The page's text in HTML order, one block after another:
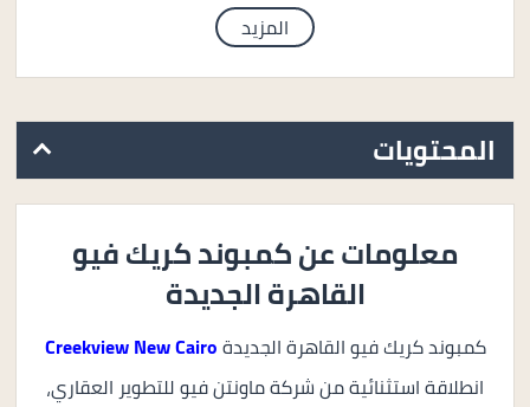
المزيد
المحتويات
معلومات عن كمبوند كريك فيو
القاهرة الجديدة
كمبوند كريك فيو القاهرة الجديدةCreekview New Cairo
انطلاقة استثنائية من شركة ماونتن فيو للتطوير العقاري،